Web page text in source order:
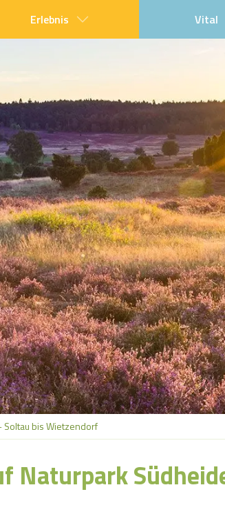
Erlebnis Vital
Soltau bis Wietzendorf
Naturpark